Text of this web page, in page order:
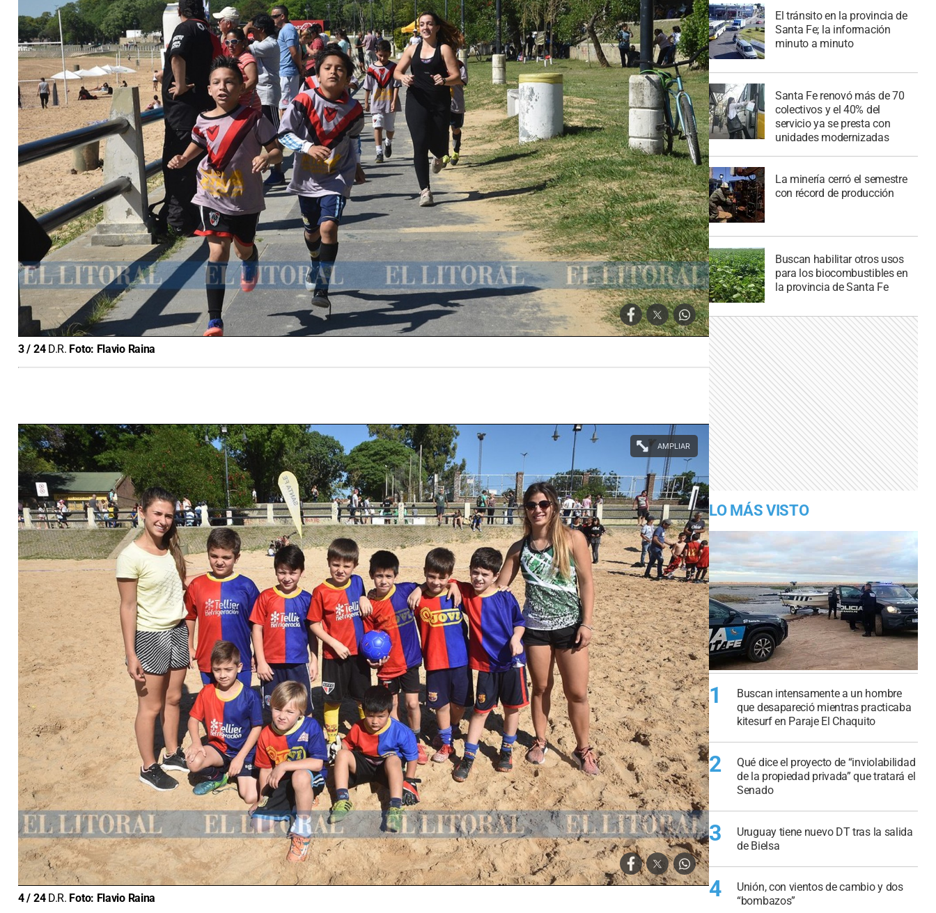
3/ 24 D.R. Foto: Flavio Raina
AMPLIAR
4/ 24 D.R. Foto: Flavio Raina
El tránsito en la provincia de
Santa Fe; la información
minuto a minuto
Santa Fe renovó más de 70
colectivos y el 40% del
servicio ya se presta con
unidades modernizadas
La minería cerró el semestre
con récord de producción
Buscan habilitar otros usos
para los biocombustibles en
la provincia de Santa Fe
LO MÁS VISTO
1
Buscan intensamente a un hombre
que desapareció mientras practicaba
kitesurf en Paraje El Chaquito
2
Qué dice el proyecto de “inviolabilidad
de la propiedad privada” que tratará el
Senado
3
Uruguay tiene nuevo DT tras la salida
de Bielsa
4
Unión, con vientos de cambio y dos
“bombazos”